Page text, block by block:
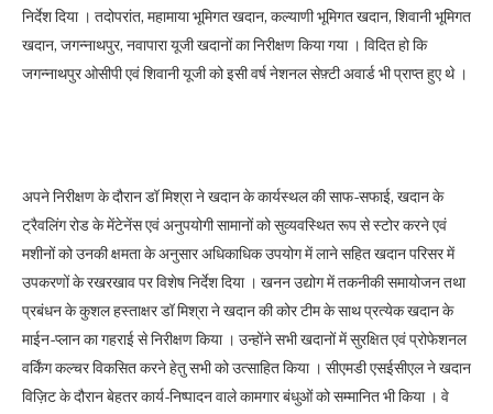
निर्देश दिया । तदोपरांत, महामाया भूमिगत खदान, कल्याणी भूमिगत खदान, शिवानी भूमिगत
खदान, जगन्नाथपुर, नवापारा यूजी खदानों का निरीक्षण किया गया । विदित हो कि
जगन्नाथपुर ओसीपी एवं शिवानी यूजी को इसी वर्ष नेशनल सेफ़्टी अवार्ड भी प्राप्त हुए थे ।
अपने निरीक्षण के दौरान डॉ मिश्रा ने खदान के कार्यस्थल की साफ-सफाई, खदान के
ट्रैवलिंग रोड के मेंटेनेंस एवं अनुपयोगी सामानों को सुव्यवस्थित रूप से स्टोर करने एवं
मशीनों को उनकी क्षमता के अनुसार अधिकाधिक उपयोग में लाने सहित खदान परिसर में
उपकरणों के रखरखाव पर विशेष निर्देश दिया । खनन उद्योग में तकनीकी समायोजन तथा
प्रबंधन के कुशल हस्ताक्षर डॉ मिश्रा ने खदान की कोर टीम के साथ प्रत्येक खदान के
माईन-प्लान का गहराई से निरीक्षण किया । उन्होंने सभी खदानों में सुरक्षित एवं प्रोफेशनल
वर्किंग कल्चर विकसित करने हेतु सभी को उत्साहित किया । सीएमडी एसईसीएल ने खदान
विज़िट के दौरान बेहतर कार्य-निष्पादन वाले कामगार बंधुओं को सम्मानित भी किया । वे